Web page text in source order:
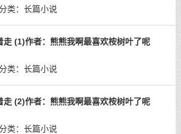
类： 长篇小说
走 (1)作者：熊熊我啊最喜欢桉树叶了呢
类： 长篇小说
走 (2)作者：熊熊我啊最喜欢桉树叶了呢
类： 长篇小说